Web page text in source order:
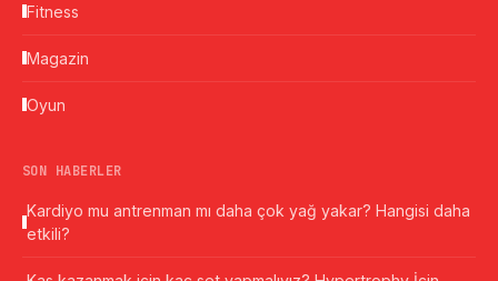
Fitness
Magazin
Oyun
SON HABERLER
Kardiyo mu antrenman mı daha çok yağ yakar? Hangisi daha
etkili?